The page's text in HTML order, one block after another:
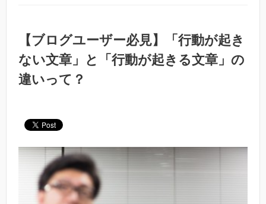
【ブログユーザー必見】「行動が起き
ない文章」と「行動が起きる文章」の
違いって？